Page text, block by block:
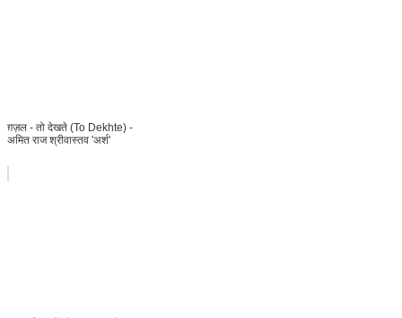
ग़ज़ल - तो देखते (To Dekhte) -
अमित राज श्रीवास्तव 'अर्श'